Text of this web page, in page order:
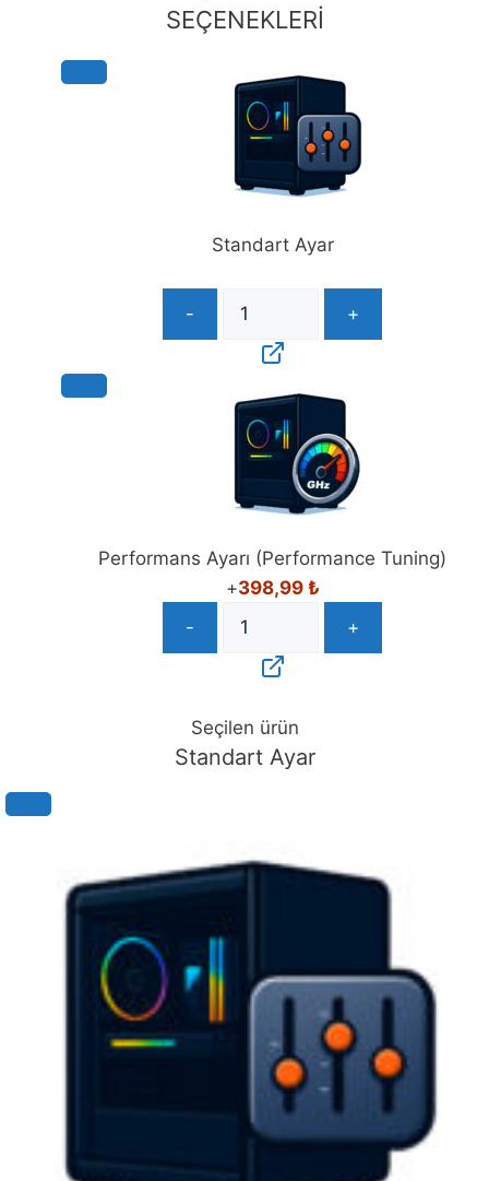
SEÇENEKLERİ
Standart Ayar
- +
Performans Ayarı (Performance Tuning)
+398,99 ₺
-
+
Seçilen ürün
Standart Ayar